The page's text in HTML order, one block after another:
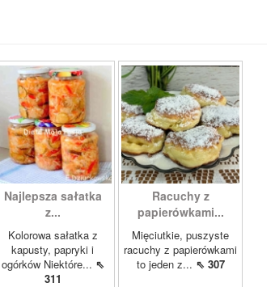
Najlepsza sałatka
z...
Kolorowa sałatka z
kapusty, papryki i
ogórków Niektóre... ⇖
311
Racuchy z
papierówkami...
Mięciutkie, puszyste
racuchy z papierówkami
to jeden z... ⇖ 307